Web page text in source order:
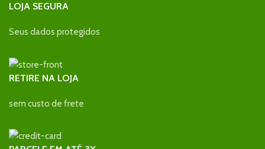
LOJA SEGURA
Seus dados protegidos
RETIRE NA LOJA
sem custo de frete